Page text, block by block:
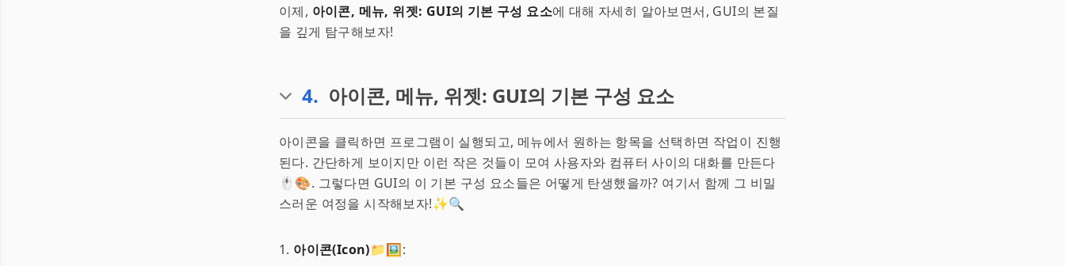
이제, 아이콘, 메뉴, 위젯: GUI의 기본 구성 요소에 대해 자세히 알아보면서, GUI의 본질
을 깊게 탐구해보자!
4. 아이콘, 메뉴, 위젯: GUI의 기본 구성 요소
아이콘을 클릭하면 프로그램이 실행되고, 메뉴에서 원하는 항목을 선택하면 작업이 진행
된다. 간단하게 보이지만 이런 작은 것들이 모여 사용자와 컴퓨터 사이의 대화를 만든다
🖱️🎨. 그렇다면 GUI의 이 기본 구성 요소들은 어떻게 탄생했을까? 여기서 함께 그 비밀
스러운 여정을 시작해보자!✨🔍
1. 아이콘(Icon)📁🖼️: